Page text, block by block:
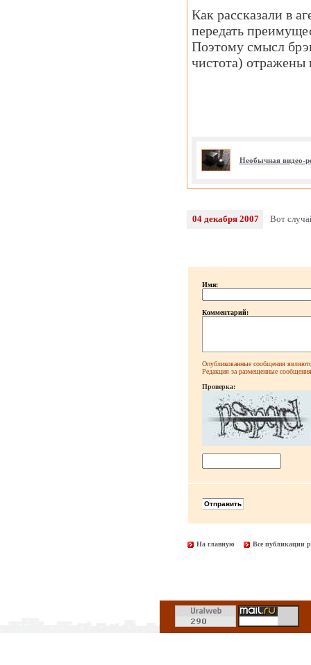
Как рассказали в
передать
Поэтому смысл
чистота)
Необычная видео-
04 декабря 2007 Вот
Имя:
Комментарий:
Опубликованные сообщения
Редакция за размещенные сообщения
Проверка:
На главную Все публикации